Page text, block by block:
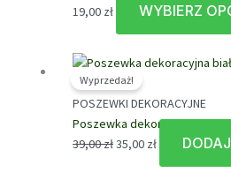
19,00 zł WYBIERZ
Wyprzedaż!
POSZEWKI DEKORACYJNE
Poszewka dekoracyjna biała
39,00zł Pierwotna
35,00 złAktualna
cena